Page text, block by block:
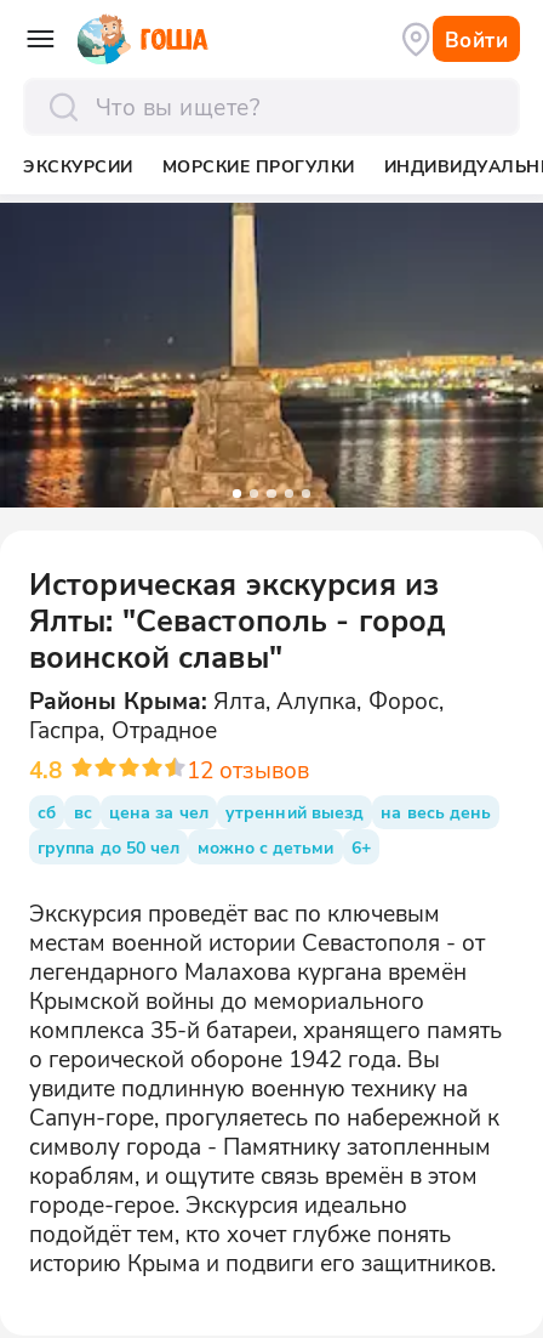
Войти
ЭКСКУРСИИ МОРСКИЕ ПРОГУЛКИ
Историческая экскурсия из
Ялты: "Севастополь - город
воинской славы"
Районы Крыма: Ялта, Алупка, Форос,
Гаспра, Отрадное
4.8
12 отзывов
сб вс цена за чел утренний выезд
на весь день
группа до 50 чел
можно с детьми 6+
Экскурсия проведёт вас по ключевым
местам военной истории Севастополя - от
легендарного Малахова кургана времён
Крымской войны до мемориального
комплекса 35-й батареи, хранящего память
о героической обороне 1942 года. Вы
увидите подлинную военную технику на
Сапун-горе, прогуляетесь по набережной к
символу города - Памятнику затопленным
кораблям, и ощутите связь времён в этом
городе-герое. Экскурсия идеально
подойдёт тем, кто хочет глубже понять
историю Крыма и подвиги его защитников.